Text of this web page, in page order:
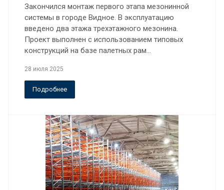
Закончился монтаж первого этапа мезонинной
системы в городе Видное. В эксплуатацию
введено два этажа трехэтажного мезонина.
Проект выполнен с использованием типовых
конструкций на базе палетных рам…
28 июля 2025
Подробнее